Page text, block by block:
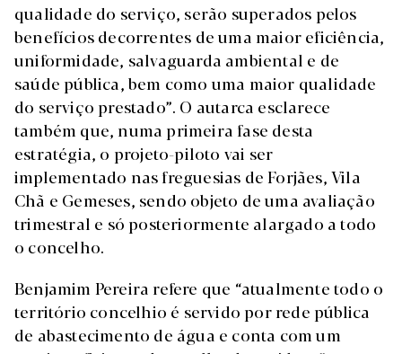
qualidade do serviço, serão superados pelos
benefícios decorrentes de uma maior eficiência,
uniformidade, salvaguarda ambiental e de
saúde pública, bem como uma maior qualidade
do serviço prestado”. O autarca esclarece
também que, numa primeira fase desta
estratégia, o projeto-piloto vai ser
implementado nas freguesias de Forjães, Vila
Chã e Gemeses, sendo objeto de uma avaliação
trimestral e só posteriormente alargado a todo
o concelho.
Benjamim Pereira refere que “atualmente todo o
território concelhio é servido por rede pública
de abastecimento de água e conta com um